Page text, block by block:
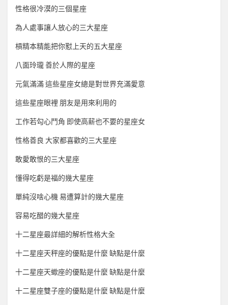
性格很冷漠的三個星座
為人處事讓人放心的三大星座
槓精本精能把你懟上天的五大星座
八面玲瓏 善於人際的星座
元氣滿滿 這些星座女總是對世界充滿愛意
這些星座眼裡 朋友是用來利用的
工作若勾心鬥角 即使高薪也不要的星座女
性格善良 大家都喜歡的三大星座
敢愛敢恨的三大星座
懂得吃虧是福的幾大星座
單純沒啥心機 易遭算計的幾大星座
容易吃醋的幾大星座
十二星座最詳細的解析性格大全
十二星座天秤座的優點是什麼 缺點是什麼
十二星座天蠍座的優點是什麼 缺點是什麼
十二星座雙子座的優點是什麼 缺點是什麼